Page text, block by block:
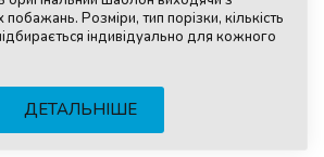
Розміри, тип порізки, кількість
індивідуально для кожного
ДЕТАЛЬНІШЕ